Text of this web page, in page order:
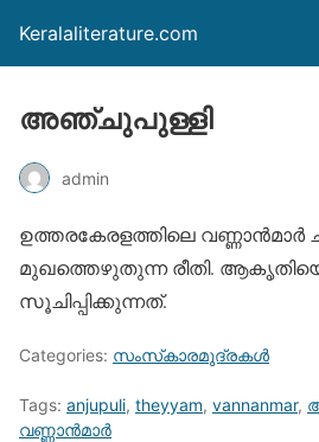
Keralaliterature.com
അഞ്ചുപുള്ളി
admin
ഉത്തരകേരളത്തിലെ
മുഖത്തെഴുതുന്ന രീതി.
സൂചിപ്പിക്കുന്നത്.
Categories: സംസ്‌കാരമുദ്രകള്‍
Tags: anjupuli, theyyam, vannanmar,
വണ്ണാന്‍മാര്‍